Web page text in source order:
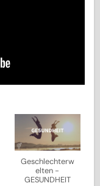
Geschlechterw
elten -
GESUNDHEIT